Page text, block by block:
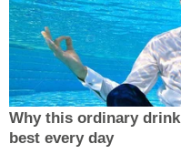
Why this ordinary
best every day